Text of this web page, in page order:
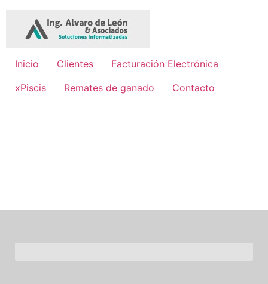
Inicio Clientes
Facturación Electrónica
xPiscis
Remates de ganado Contacto